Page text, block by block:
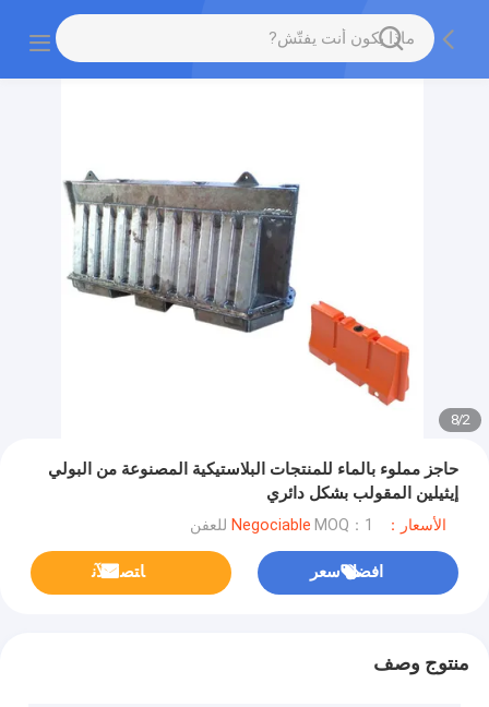
2
/
8
حاجز مملوء بالماء للمنتجات البلاستيكية المصنوعة من البولي
إيثيلين المقولب بشكل دائري
الأسعار：Negociable MOQ：1 للعفن
افضل سعر ﺎﺘﺼﻟ ﺍﻶﻧ
منتوج وصف